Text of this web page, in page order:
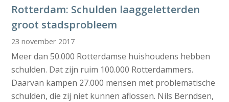
Rotterdam: Schulden laaggeletterden
groot stadsprobleem
23 november 2017
Meer dan 50.000 Rotterdamse huishoudens hebben
schulden. Dat zijn ruim 100.000 Rotterdammers.
Daarvan kampen 27.000 mensen met problematische
schulden, die zij niet kunnen aflossen. Nils Berndsen,